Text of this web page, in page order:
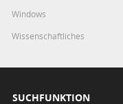
Windows
Wissenschaftliches
SUCHFUNKTION